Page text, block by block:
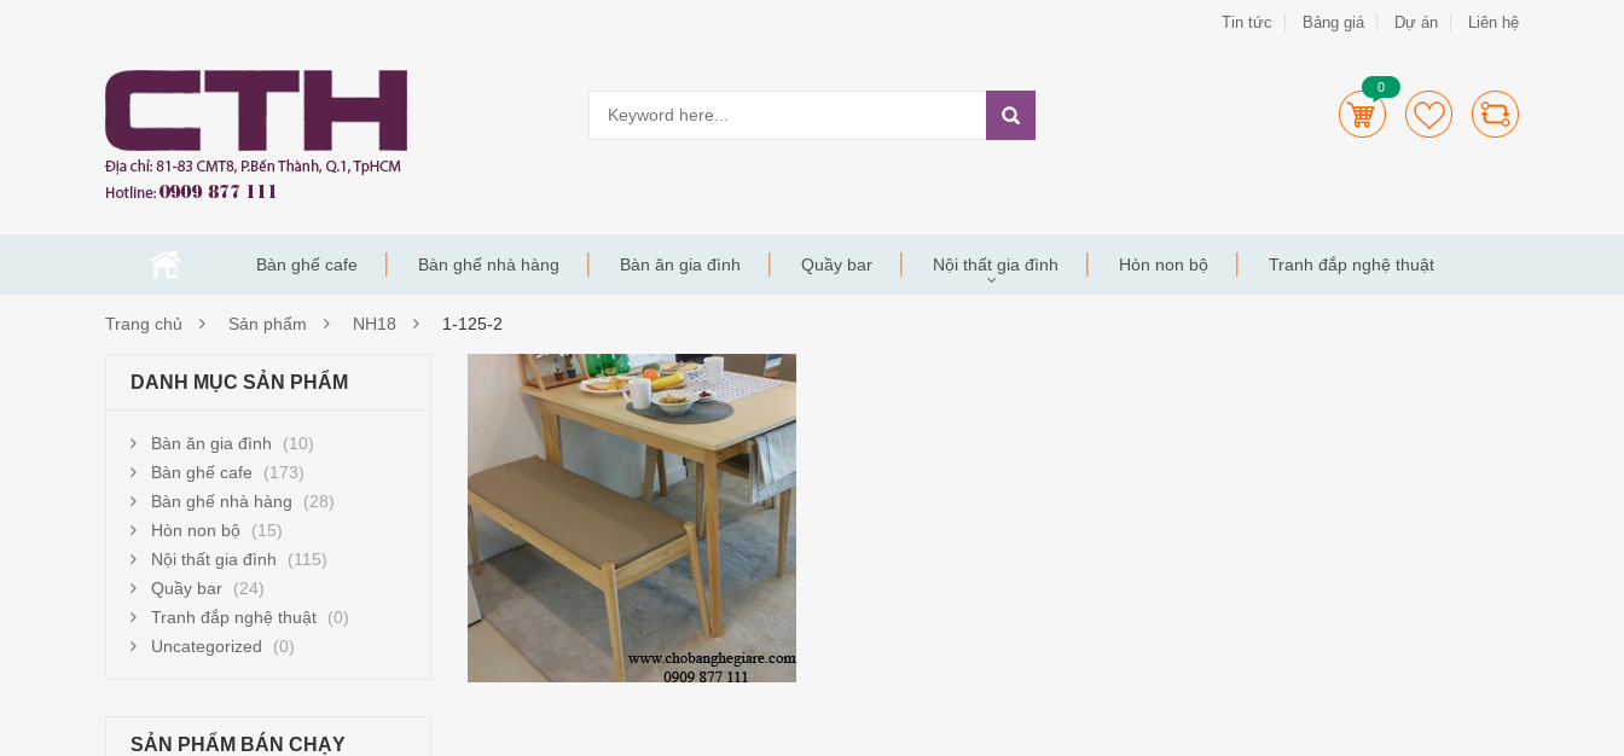
Tin tức Bảng giá Dự án Liên hệ
0
Bàn ghế cafe Bàn ghế nhà hàng Bàn ăn gia đình Quầy bar Nội thất gia đình Hòn non bộ Tranh đắp nghệ thuật
Trang chủ Sản phẩm NH18 1-125-2
2
DANH MỤC SẢN PHẨM
Bàn ăn gia đình
(10)
Bàn ghế cafe
(173)
Bàn ghế nhà hàng
(28)
Hòn non bộ
(15)
Nội thất gia đình
(115)
Quầy bar
(24)
Tranh đắp nghệ thuật
(0)
Uncategorized
(0)
SẢN PHẨM BÁN CHẠY